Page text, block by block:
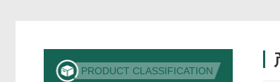
PRODUCT CLASSIFICATION